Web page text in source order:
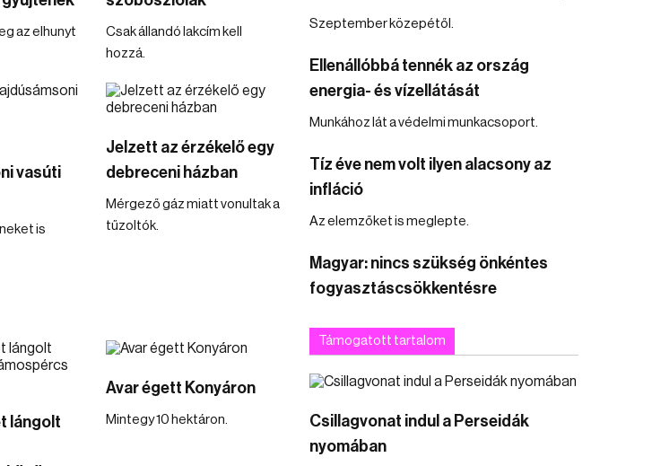
az elhunyt
Csak állandó lakcím kell
hozzá.
vasúti
is
Jelzett az érzékelő egy
debreceni házban
Mérgező gáz miatt vonultak a
tűzoltók.
lángolt
Avar égett Konyáron
Mintegy 10 hektáron.
Szeptember közepétől.
Ellenállóbbá tennék az ország
energia- és vízellátását
Munkához lát a védelmi munkacsoport.
Tíz éve nem volt ilyen alacsony az
infláció
Az elemzőket is meglepte.
Magyar: nincs szükség önkéntes
fogyasztáscsökkentésre
Támogatott tartalom
Csillagvonat indul a Perseidák
nyomában